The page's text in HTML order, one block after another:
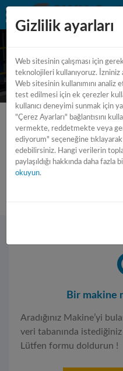
Hata 404 sayfa
Bu sayfa bulunamadı ...
Bir makine
Aradığınız Makine’yi
veri tabanında
Lütfen formu doldurun !
Gizlilik ayarları
Web sitesinin çalışması için
teknolojileri kullanıyoruz. İzniniz
Web sitesinin kullanımını
test edilmesi için ek çerezler
kullanıcı deneyimi sunmak için
"Çerez Ayarları" bağlantısını
vermekte, reddetmekte veya
ediyorum" seçeneğine tıklayarak
edebilirsiniz. Hangi verilerin
paylaşıldığı hakkında daha fazla
okuyun.